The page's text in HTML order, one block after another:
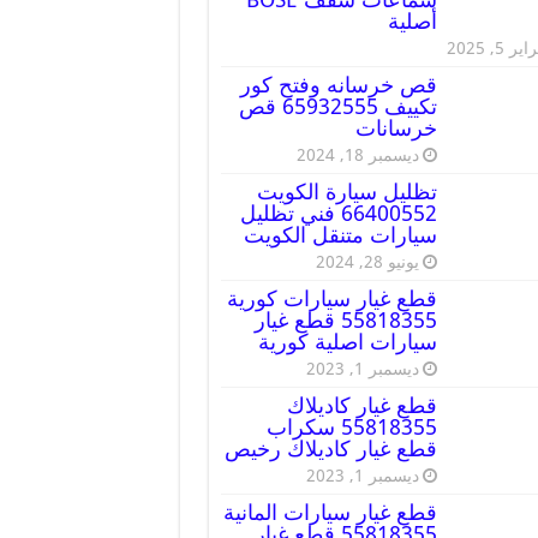
أصلية
5, 2025
قص خرسانه وفتح كور
تكييف 65932555 قص
خرسانات
ديسمبر 18, 2024
تظليل سيارة الكويت
66400552 فني تظليل
سيارات متنقل الكويت
يونيو 28, 2024
قطع غيار سيارات كورية
55818355 قطع غيار
سيارات اصلية كورية
ديسمبر 1, 2023
قطع غيار كاديلاك
55818355 سكراب
قطع غيار كاديلاك رخيص
ديسمبر 1, 2023
قطع غيار سيارات المانية